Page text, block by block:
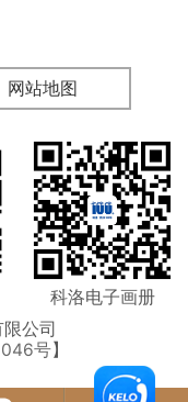
的关键。下面将详
网站地图
科洛电子画册
公司
号】